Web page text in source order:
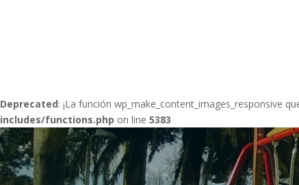
Deprecated: ¡La función wp_make_content_images_responsive
includes/functions.php on line 5383